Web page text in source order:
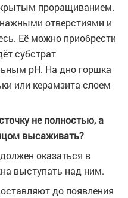
проращиванием.
отверстиями и
Её можно приобрести
субстрат
pH. На дно горшка
или керамзита слоем
не полностью, а
высаживать?
оказаться в
выступать над ним.
до появления